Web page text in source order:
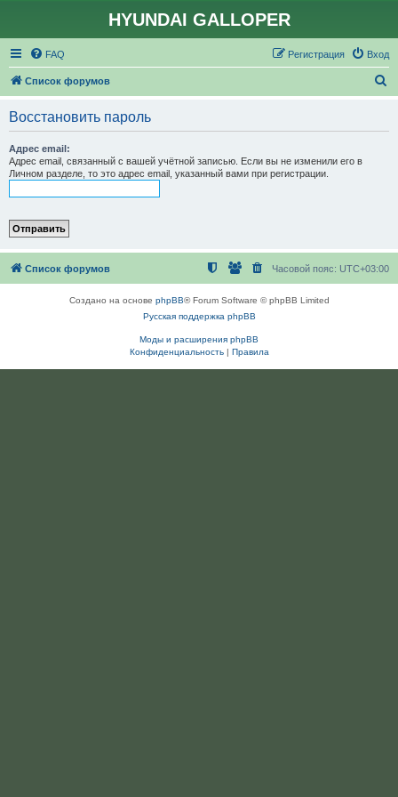
HYUNDAI GALLOPER
FAQ Вход
Регистрация
Список форумов
Восстановить пароль
Адрес email:
Адрес email, связанный с вашей учётной записью. Если вы не изменили его в
Личном разделе, то это адрес email, указанный вами при регистрации.
Список форумов Часовой пояс: UTC+03:00
Создано на основе phpBB® Forum Software © phpBB Limited
Русская поддержка phpBB
Моды и расширения phpBB
Конфиденциальность| Правила